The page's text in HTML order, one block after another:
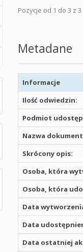
Pozycje od 1 do 3 z 3
Metadane
Informacje
Ilość odwiedzin:
Podmiot
Nazwa
Skrócony opis:
Osoba, która
Osoba, która
Data
Data
Data ostatniej